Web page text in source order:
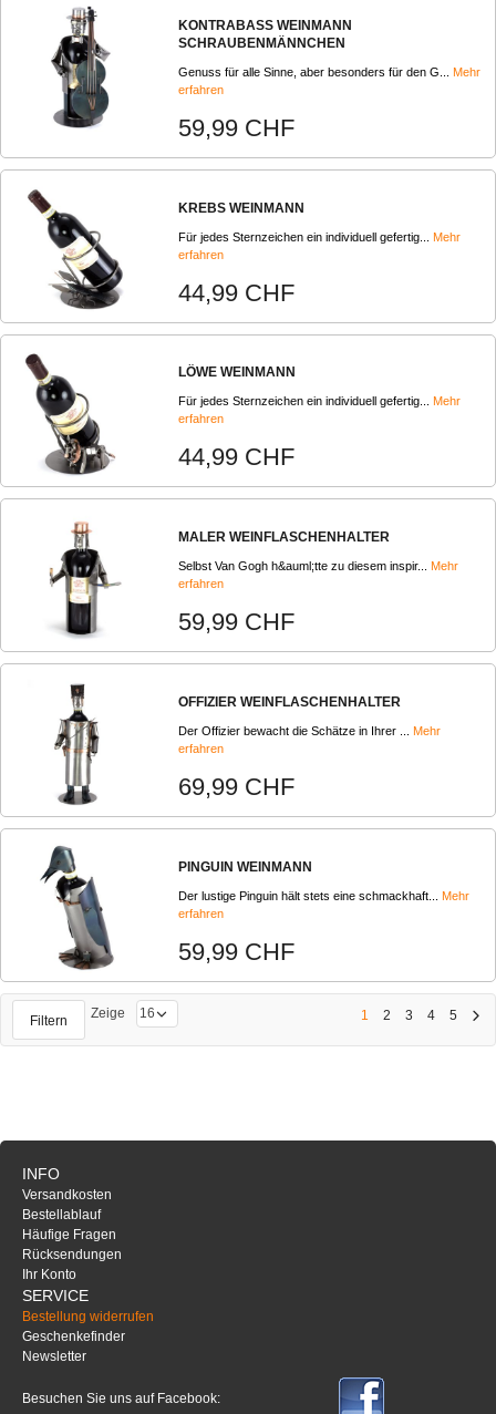
KONTRABASS WEINMANN
SCHRAUBENMÄNNCHEN
Genuss für alle Sinne, aber besonders für den G... Mehr
erfahren
59,99 CHF
KREBS WEINMANN
Für jedes Sternzeichen ein individuell gefertig... Mehr
erfahren
44,99 CHF
LÖWE WEINMANN
Für jedes Sternzeichen ein individuell gefertig... Mehr
erfahren
44,99 CHF
MALER WEINFLASCHENHALTER
Selbst Van Gogh h&auml;tte zu diesem inspir... Mehr
erfahren
59,99 CHF
OFFIZIER WEINFLASCHENHALTER
Der Offizier bewacht die Schätze in Ihrer ... Mehr
erfahren
69,99 CHF
PINGUIN WEINMANN
Der lustige Pinguin hält stets eine schmackhaft... Mehr
erfahren
59,99 CHF
Filtern 1 2 3 4 5
Zeige
INFO
Versandkosten
Bestellablauf
Häufige Fragen
Rücksendungen
Ihr Konto
SERVICE
Bestellung widerrufen
Geschenkefinder
Newsletter
Besuchen Sie uns auf Facebook: